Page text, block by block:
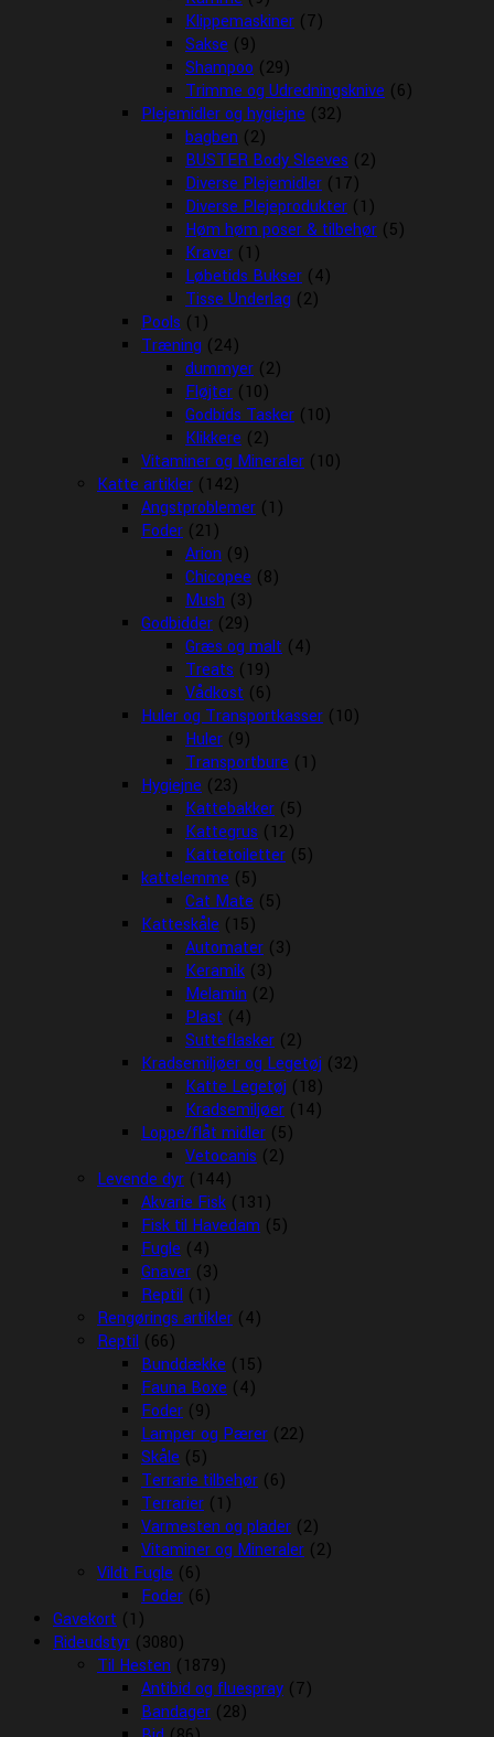
Klippemaskiner (7)
Sakse (9)
Shampoo (29)
Trimme og Udredningsknive (6)
Plejemidler og hygiejne (32)
bagben (2)
BUSTER Body Sleeves (2)
Diverse Plejemidler (17)
Diverse Plejeprodukter (1)
Høm høm poser & tilbehør (5)
Kraver (1)
Løbetids Bukser (4)
Tisse Underlag (2)
Pools (1)
Træning (24)
dummyer (2)
Fløjter (10)
Godbids Tasker (10)
Klikkere (2)
Vitaminer og Mineraler (10)
Katte artikler (142)
Angstproblemer (1)
Foder (21)
Arion (9)
Chicopee (8)
Mush (3)
Godbidder (29)
Græs og malt (4)
Treats (19)
Vådkost (6)
Huler og Transportkasser (10)
Huler (9)
Transportbure (1)
Hygiejne (23)
Kattebakker (5)
Kattegrus (12)
Kattetoiletter (5)
kattelemme (5)
Cat Mate (5)
Katteskåle (15)
Automater (3)
Keramik (3)
Melamin (2)
Plast (4)
Sutteflasker (2)
Kradsemiljøer og Legetøj (32)
Katte Legetøj (18)
Kradsemiljøer (14)
Loppe/flåt midler (5)
Vetocanis (2)
Levende dyr (144)
Akvarie Fisk (131)
Fisk til Havedam (5)
Fugle (4)
Gnaver (3)
Reptil (1)
Rengørings artikler (4)
Reptil (66)
Bunddække (15)
Fauna Boxe (4)
Foder (9)
Lamper og Pærer (22)
Skåle (5)
Terrarie tilbehør (6)
Terrarier (1)
Varmesten og plader (2)
Vitaminer og Mineraler (2)
Vildt Fugle (6)
Foder (6)
Gavekort (1)
Rideudstyr (3080)
Til Hesten (1879)
Antibid og fluespray (7)
Bandager (28)